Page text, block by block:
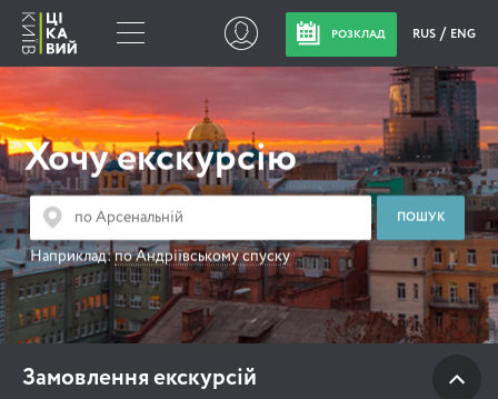
РОЗКЛАД RUS ENG
Хочу екскурсію
Наприклад:по Андріївському спуску
Замовлення екскурсій
Замовлення
екскурсій
+380 44 333-68-68
+380 68 121-44-58
tour@interesniy.kiev.ua
з 10.00 до 19:30 щоденно